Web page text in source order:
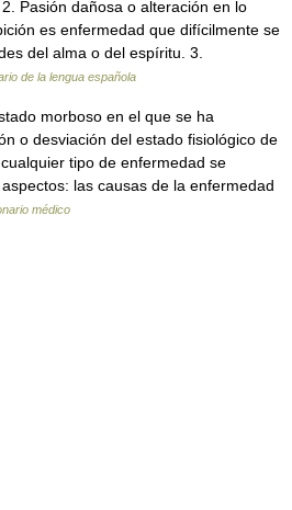
Pasión dañosa o alteración en lo
es enfermedad que difícilmente se
del alma o del espíritu. 3.
de la lengua española
morboso en el que se ha
o desviación del estado fisiológico de
tipo de enfermedad se
las causas de la enfermedad
médico